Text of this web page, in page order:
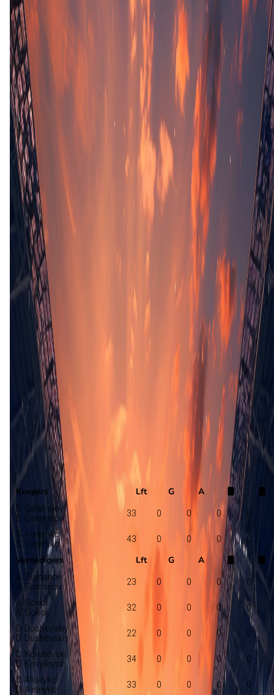
Opstelling nog niet bekend
Baranovichi
FC Minsk
Selectie
Keepers Lft G A
E. Generalov
E. Generalov
33 0 0 0 0
S. Veremko
S. Veremko
43 0 0 0 0
Verdedigers Lft G A
A. Tumanov
A. Tumanov
23 0 0 0 0
A. Sokol
A. Sokol
32 0 0 0 0
D. Dushevskiy
D. Dushevskiy
22 0 0 0 0
D. Kovalevski
D. Kovalevski
34 0 0 0 0
D. Aliseyko
D. Aliseyko
33 0 0 0 0